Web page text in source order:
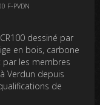
F-PVDN
dessiné par
en bois, carbone
par les membres
Verdun depuis
de